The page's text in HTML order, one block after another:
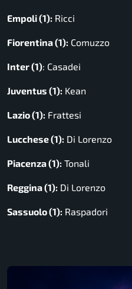
Empoli (1): Ricci
Fiorentina (1): Comuzzo
Inter (1): Casadei
Juventus (1): Kean
Lazio (1): Frattesi
Lucchese (1): Di Lorenzo
Piacenza (1): Tonali
Reggina (1): Di Lorenzo
Sassuolo (1): Raspadori